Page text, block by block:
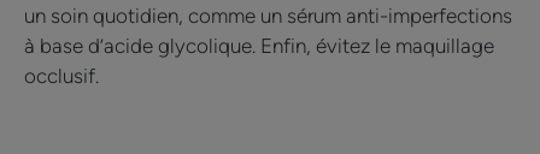
un soin quotidien, comme un sérum anti-imperfections
à base d’acide glycolique. Enfin, évitez le maquillage
occlusif.